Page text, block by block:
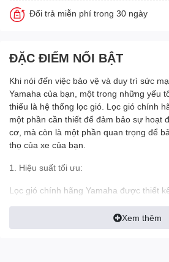
Đổi trả miễn phí trong 30 ngày
ĐẶC ĐIỂM NỔI BẬT
Khi nói đến việc bảo vệ và duy trì sức
Yamaha của bạn, một trong những yếu
thiếu là hệ thống lọc gió. Lọc gió chính
một phần cần thiết để đảm bảo sự hoạt
cơ, mà còn là một phần quan trọng để
thọ của xe của bạn.
1. Hiệu suất tối ưu:
Lọc gió chính hãng Yamaha được thiết
và vật liệu chất lượng cao, chúng giúp
các hạt nhỏ khác từ không khí trước khi
Xem thêm